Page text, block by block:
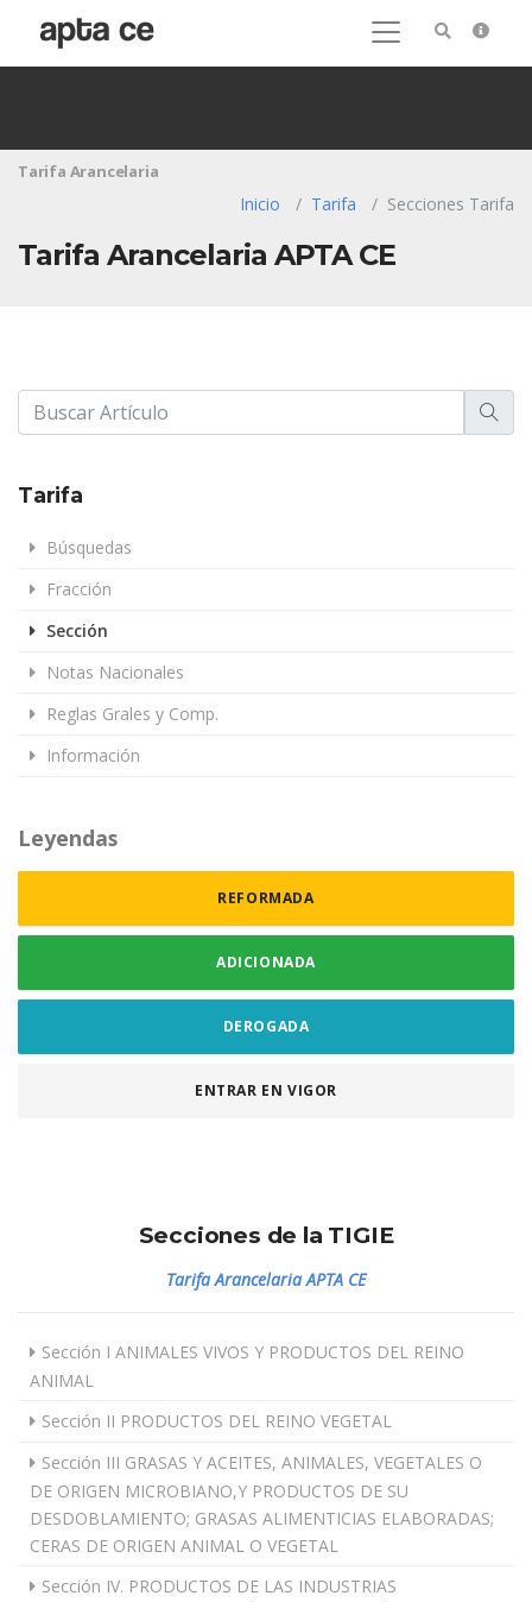
Tarifa Arancelaria
Inicio Tarifa Secciones Tarifa
Tarifa Arancelaria APTA CE
Tarifa
Búsquedas
Fracción
Sección
Notas Nacionales
Reglas Grales y Comp.
Información
Leyendas
REFORMADA
ADICIONADA
DEROGADA
ENTRAR EN VIGOR
Secciones de la TIGIE
Tarifa Arancelaria APTA CE
Sección I ANIMALES VIVOS Y PRODUCTOS DEL REINO
ANIMAL
Sección II PRODUCTOS DEL REINO VEGETAL
Sección III GRASAS Y ACEITES, ANIMALES, VEGETALES O
DE ORIGEN MICROBIANO,Y PRODUCTOS DE SU
DESDOBLAMIENTO; GRASAS ALIMENTICIAS ELABORADAS;
CERAS DE ORIGEN ANIMAL O VEGETAL
Sección IV. PRODUCTOS DE LAS INDUSTRIAS